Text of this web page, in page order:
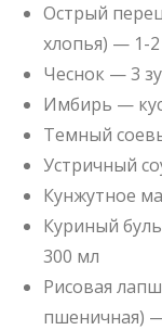
Острый
хлопья) — 1-
Чеснок — 3
Имбирь —
Темный
Устричный
Кунжутное
Куриный
300 мл
Рисовая
пшеничная) —